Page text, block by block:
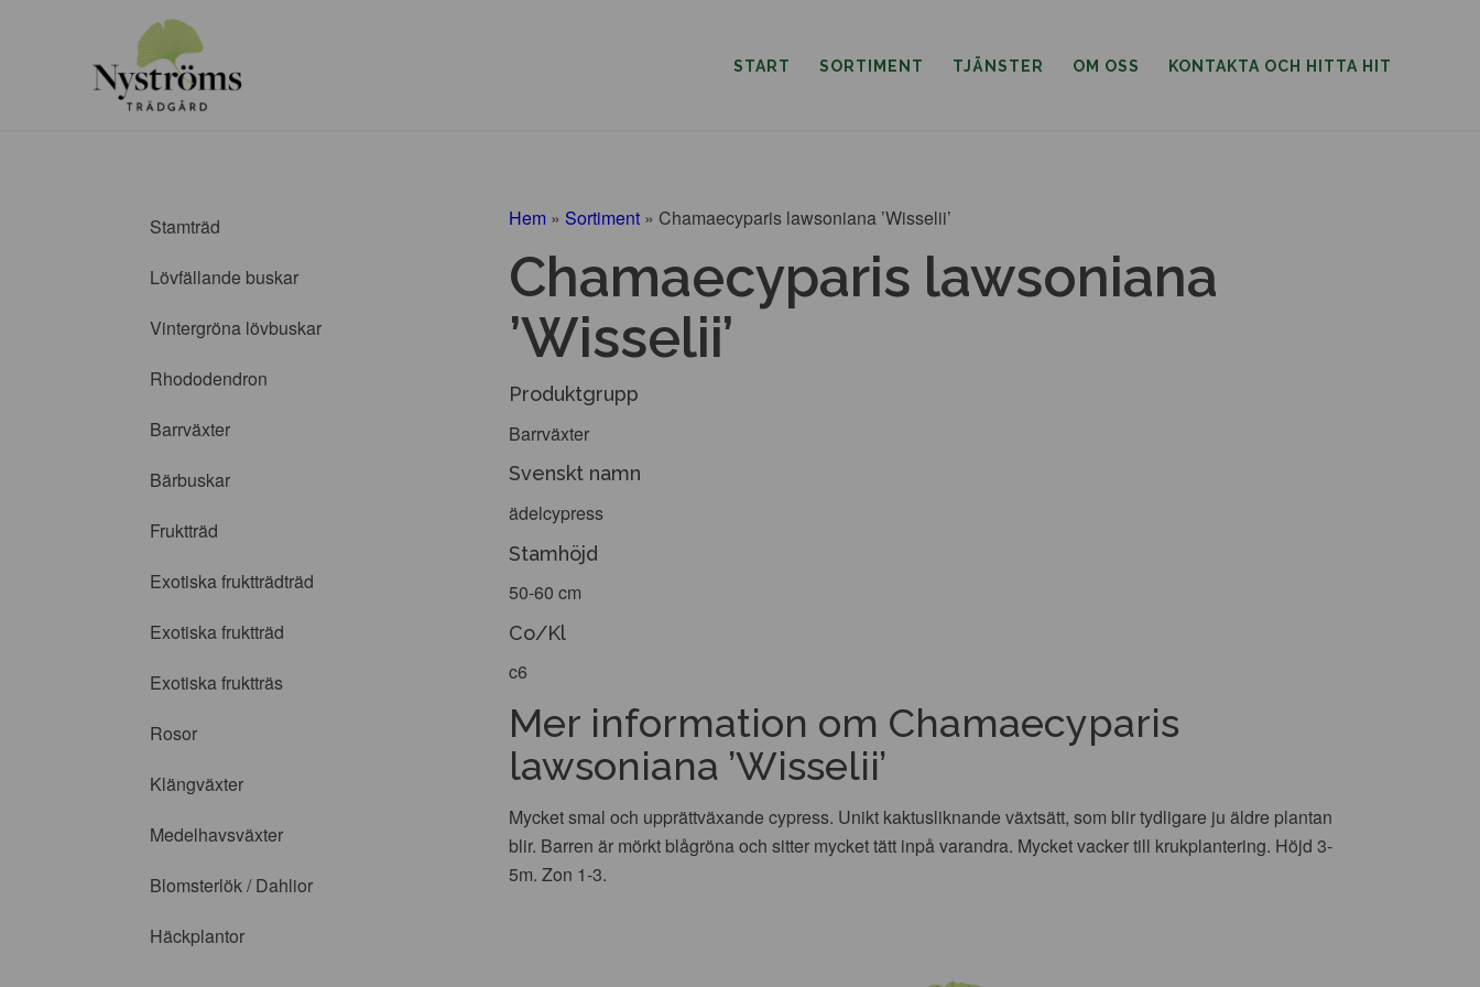
START SORTIMENT TJÄNSTER OM OSS KONTAKTA OCH HITTA HIT
Stamträd
Lövfällande buskar
Vintergröna lövbuskar
Rhododendron
Barrväxter
Bärbuskar
Fruktträd
Exotiska fruktträdträd
Exotiska fruktträd
Exotiska fruktträs
Rosor
Klängväxter
Medelhavsväxter
Blomsterlök / Dahlior
Häckplantor
Hem » Sortiment » Chamaecyparis lawsoniana ’Wisselii’
Chamaecyparis lawsoniana
’Wisselii’
Produktgrupp
Barrväxter
Svenskt namn
ädelcypress
Stamhöjd
50-60 cm
Co/Kl
c6
Mer information om Chamaecyparis
lawsoniana ’Wisselii’
Mycket smal och upprättväxande cypress. Unikt kaktusliknande växtsätt, som blir tydligare ju äldre plantan
blir. Barren är mörkt blågröna och sitter mycket tätt inpå varandra. Mycket vacker till krukplantering. Höjd 3-
5m. Zon 1-3.